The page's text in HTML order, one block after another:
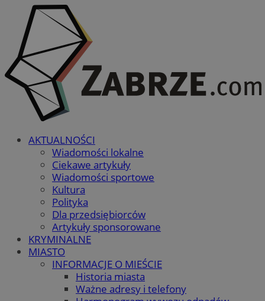
AKTUALNOŚCI
Wiadomości lokalne
Ciekawe artykuły
Wiadomości sportowe
Kultura
Polityka
Dla przedsiębiorców
Artykuły sponsorowane
KRYMINALNE
MIASTO
INFORMACJE O MIEŚCIE
Historia miasta
Ważne adresy i telefony